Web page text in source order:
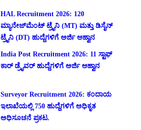
HAL Recruitment 2026: 120
ಮ್ಯಾನೇಜ್‌ಮೆಂಟ್ ಟ್ರೈನಿ (MT) ಮತ್ತು ಡಿಸೈನ್
ಟ್ರೈನಿ (DT) ಹುದ್ದೆಗಳಿಗೆ ಅರ್ಜಿ ಆಹ್ವಾನ
India Post Recruitment 2026: 11 ಸ್ಟಾಫ್
ಕಾರ್ ಡ್ರೈವರ್ ಹುದ್ದೆಗಳಿಗೆ ಅರ್ಜಿ ಆಹ್ವಾನ
Surveyor Recruitment 2026: ಕಂದಾಯ
ಇಲಾಖೆಯಲ್ಲಿ 750 ಹುದ್ದೆಗಳಿಗೆ ಅಧಿಕೃತ
ಅಧಿಸೂಚನೆ ಪ್ರಕಟ.